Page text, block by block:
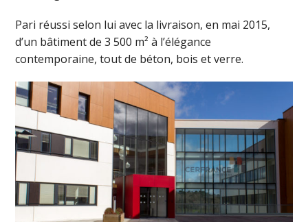
Pari réussi selon lui avec la livraison, en mai 2015,
d’un bâtiment de 3 500 m² à l’élégance
contemporaine, tout de béton, bois et verre.